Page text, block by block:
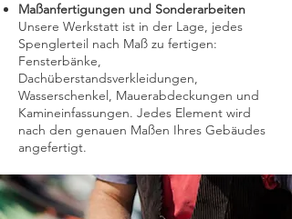
Maßanfertigungen und Sonderarbeiten
Unsere Werkstatt ist in der Lage, jedes
Spenglerteil nach Maß zu fertigen:
Fensterbänke,
Dachüberstandsverkleidungen,
Wasserschenkel, Mauerabdeckungen und
Kamineinfassungen. Jedes Element wird
nach den genauen Maßen Ihres Gebäudes
angefertigt.